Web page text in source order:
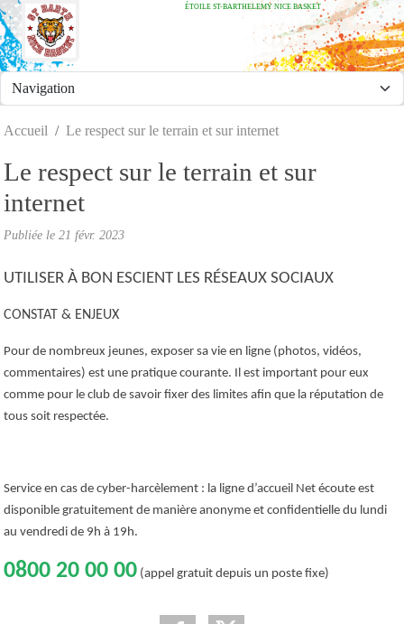
ÉTOILE ST-BARTHELEMY NICE BASKET
Accueil Le respect sur le terrain et sur internet
Le respect sur le terrain et sur
internet
Publiée le 21 févr. 2023
UTILISER À BON ESCIENT LES RÉSEAUX SOCIAUX
CONSTAT & ENJEUX
Pour de nombreux jeunes, exposer sa vie en ligne (photos, vidéos,
commentaires) est une pratique courante. Il est important pour eux
comme pour le club de savoir fixer des limites afin que la réputation de
tous soit respectée.
Service en cas de cyber-harcèlement : la ligne d’accueil Net écoute est
disponible gratuitement de manière anonyme et confidentielle du lundi
au vendredi de 9h à 19h.
0800 20 00 00 (appel gratuit depuis un poste fixe)
Panneau de gestion des cookies